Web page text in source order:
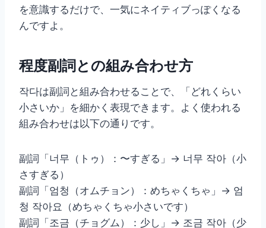
を意識するだけで、一気にネイティブっぽくなる
んですよ。
程度副詞との組み合わせ方
작다は副詞と組み合わせることで、「どれくらい
小さいか」を細かく表現できます。よく使われる
組み合わせは以下の通りです。
副詞「너무（トゥ）：〜すぎる」→ 너무 작아（小
さすぎる）
副詞「엄청（オムチョン）：めちゃくちゃ」→ 엄
청 작아요（めちゃくちゃ小さいです）
副詞「조금（チョグム）：少し」→ 조금 작아（少